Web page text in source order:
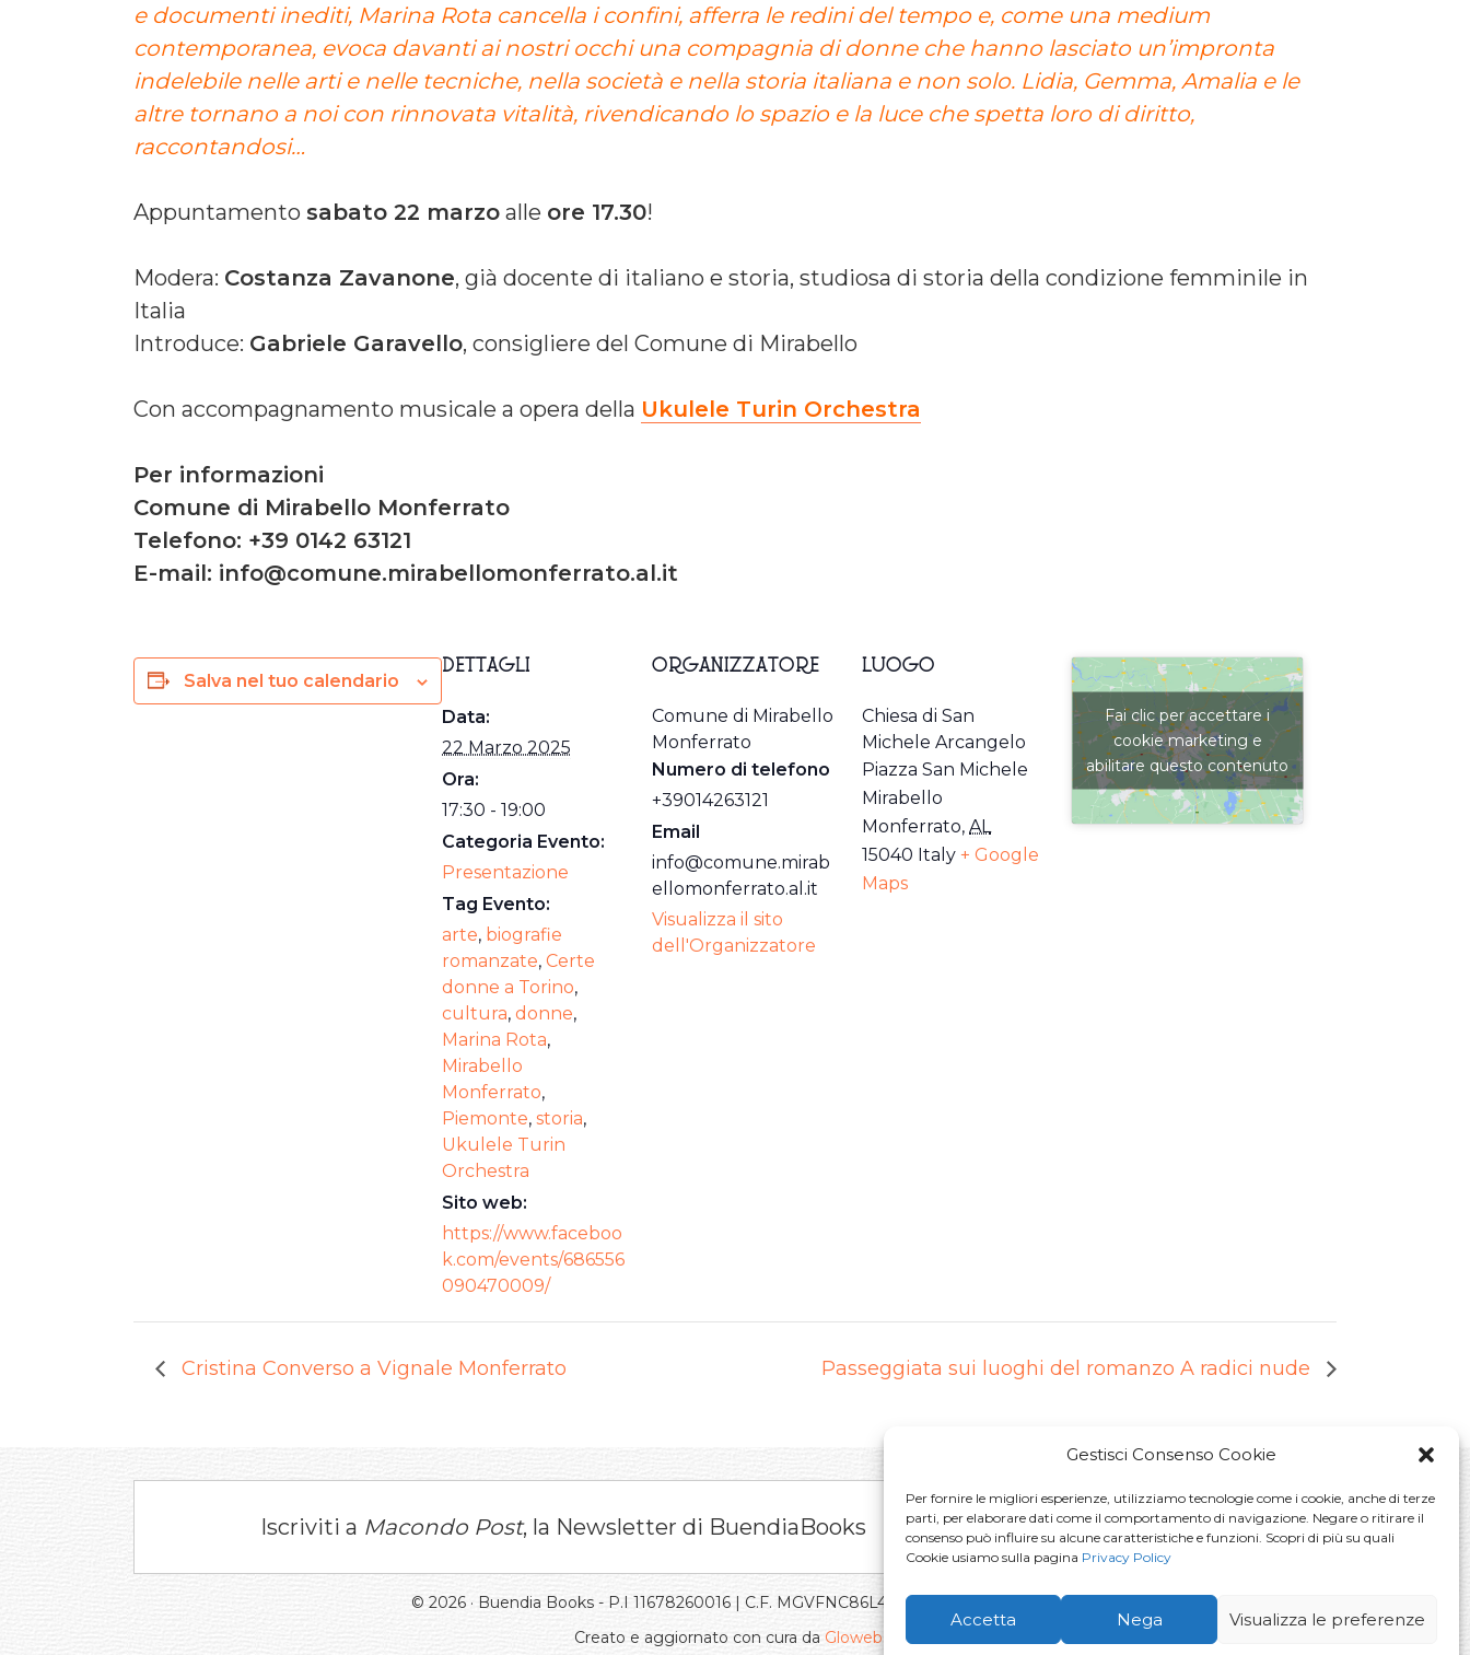
Gestisci Consenso Cookie
Per fornire le migliori esperienze, utilizziamo tecnologie come i cookie, anche di terze
parti, per elaborare dati come il comportamento di navigazione. Negare o ritirare il
consenso può influire su alcune caratteristiche e funzioni. Scopri di più su quali
Cookie usiamo sulla pagina Privacy Policy
Accetta Nega Visualizza le preferenze
e documenti inediti, Marina Rota cancella i confini, afferra le redini del tempo e, come una medium
contemporanea, evoca davanti ai nostri occhi una compagnia di donne che hanno lasciato un’impronta
indelebile nelle arti e nelle tecniche, nella società e nella storia italiana e non solo. Lidia, Gemma, Amalia e le
altre tornano a noi con rinnovata vitalità, rivendicando lo spazio e la luce che spetta loro di diritto,
raccontandosi…
Appuntamento sabato 22 marzo alle ore 17.30!
Modera: Costanza Zavanone, già docente di italiano e storia, studiosa di storia della condizione femminile in
Italia
Introduce: Gabriele Garavello, consigliere del Comune di Mirabello
Con accompagnamento musicale a opera della Ukulele Turin Orchestra
Per informazioni
Comune di Mirabello Monferrato
Telefono: +39 0142 63121
E-mail: info@comune.mirabellomonferrato.al.it
Salva nel tuo calendario
DETTAGLI
Data:
22 Marzo 2025
Ora:
17:30 - 19:00
Categoria Evento:
Presentazione
Tag Evento:
arte, biografie
romanzate, Certe
donne a Torino,
cultura, donne,
Marina Rota,
Mirabello
Monferrato,
Piemonte, storia,
Ukulele Turin
Orchestra
Sito web:
https://www.faceboo
k.com/events/686556
090470009/
ORGANIZZATORE
Comune di Mirabello
Monferrato
Numero di telefono
+39014263121
Email
info@comune.mirab
ellomonferrato.al.it
Visualizza il sito
dell'Organizzatore
LUOGO
Chiesa di San
Michele Arcangelo
Piazza San Michele
Mirabello
Monferrato, AL
15040 Italy + Google
Maps
Fai clic per accettare i
cookie marketing e
abilitare questo contenuto
Cristina Converso a Vignale Monferrato Passeggiata sui luoghi del romanzo A radici nude
Iscriviti a Macondo Post, la Newsletter di BuendiaBooks La voglio!
© 2026 · Buendia Books - P.I 11678260016 | C.F. MGVFNC86L43L219J |
Privacy Policy
Creato e aggiornato con cura da Gloweb.it